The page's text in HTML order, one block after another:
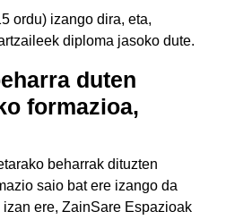
ordu) izango dira, eta,
diploma jasoko dute.
duten
formazioa,
beharrak dituzten
saio bat ere izango da
izan ere, ZainSare Espazioak